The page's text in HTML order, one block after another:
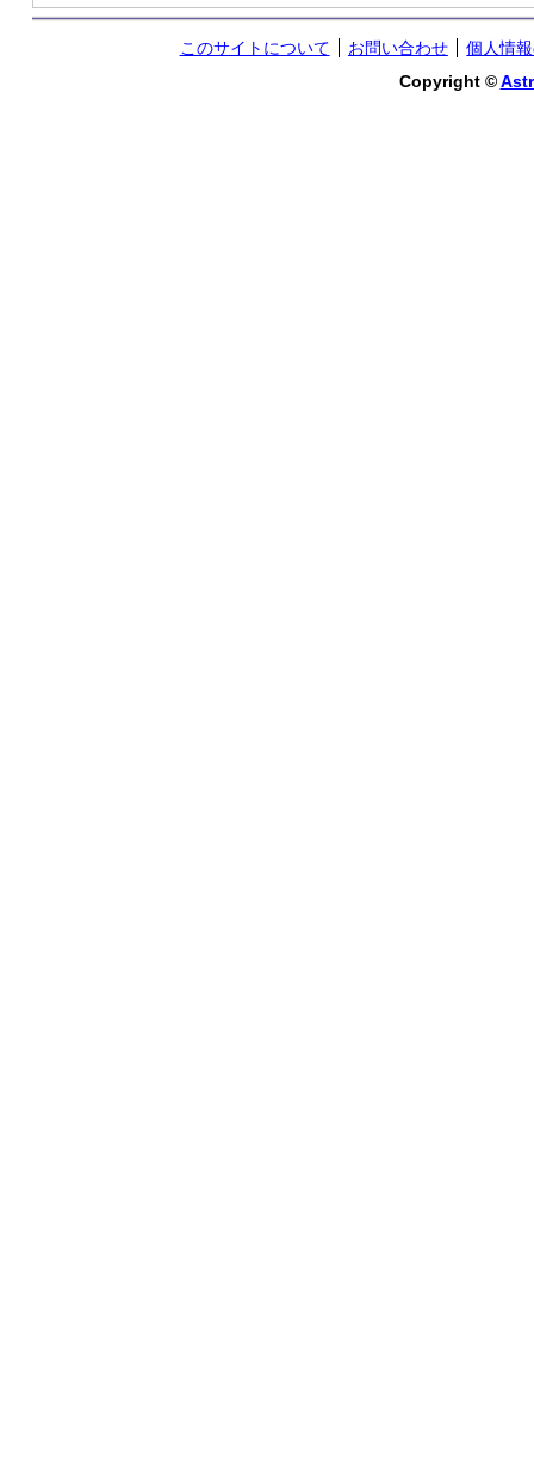
このサイトについて お問い合わせ
個人情
Copyright ©